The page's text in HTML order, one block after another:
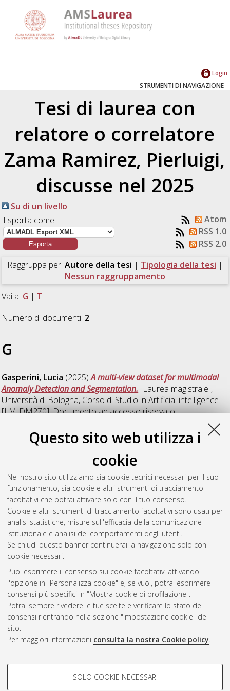
Questo sito web utilizza i
cookie
Nel nostro sito utilizziamo sia cookie tecnici necessari per il suo
funzionamento, sia cookie e altri strumenti di tracciamento
facoltativi che potrai attivare solo con il tuo consenso.
Cookie e altri strumenti di tracciamento facoltativi sono usati per
analisi statistiche, misure sull'efficacia della comunicazione
istituzionale e analisi dei comportamenti degli utenti.
Se chiudi questo banner continuerai la navigazione solo con i
cookie necessari.
Puoi esprimere il consenso sui cookie facoltativi attivando
l'opzione in "Personalizza cookie" e, se vuoi, potrai esprimere
consensi più specifici in "Mostra cookie di profilazione".
Potrai sempre rivedere le tue scelte e verificare lo stato dei
consensi rientrando nella sezione "Impostazione cookie" del
sito.
Per maggiori informazioni consulta la nostra Cookie policy.
COOKIE DI PROFILAZIONE -
SOLO COOKIE NECESSARI
Login
STRUMENTI DI NAVIGAZIONE
Tesi di laurea con
relatore o correlatore
Zama Ramirez, Pierluigi,
discusse nel 2025
Su di un livello
Esporta come
Atom
RSS 1.0
RSS 2.0
Raggruppa per: Autore della tesi | Tipologia della tesi |
Nessun raggruppamento
Vai a: G | T
Numero di documenti: 2.
G
Gasperini, Lucia (2025)A multi-view dataset for multimodal
Anomaly Detection and Segmentation. [Laurea magistrale],
Università di Bologna, Corso di Studio inArtificial intelligence
[LM-DM270], Documento ad accesso riservato.
Neural Radiance Fields to images and text. [Laurea magistrale],
Università di Bologna, Corso di Studio in Artificial intelligence
[LM-DM270]
Questa lista e' stata generata ilSun Aug 9 01:18:02 2026
CEST
Atom
Rss 1.0
Rss 2.0
AMS Laurea
Impostazioni Cookie
Informativa sulla privacy